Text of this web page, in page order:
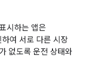
시하는 앱은
여 서로 다른 시장
없도록 운전 상태와